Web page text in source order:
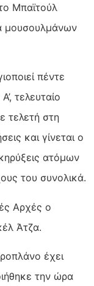
Mπαϊτούλ
μουσουλμάνων
πέντε
τελευταίο
τελετή στη
και γίνεται ο
ατόμων
του συνολικά.
Αρχές ο
Άτζα.
έχει
την ώρα